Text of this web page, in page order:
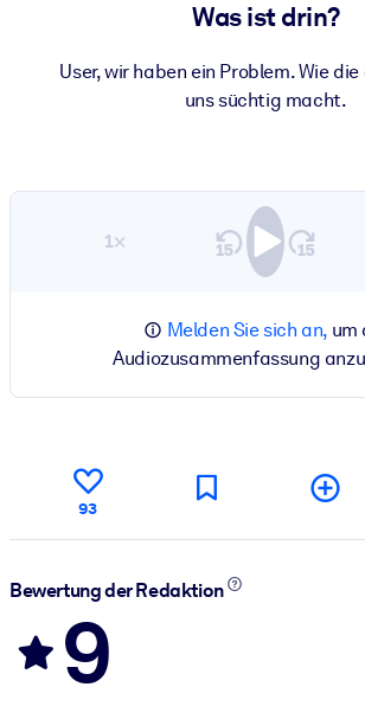
Ihrer KI-Systeme zu optimieren.
Was ist drin?
User, wir haben ein Problem. Wie
uns süchtig macht.
1×
Melden Sie sich an,um
Audiozusammenfassung
93
Bewertung der Redaktion
9